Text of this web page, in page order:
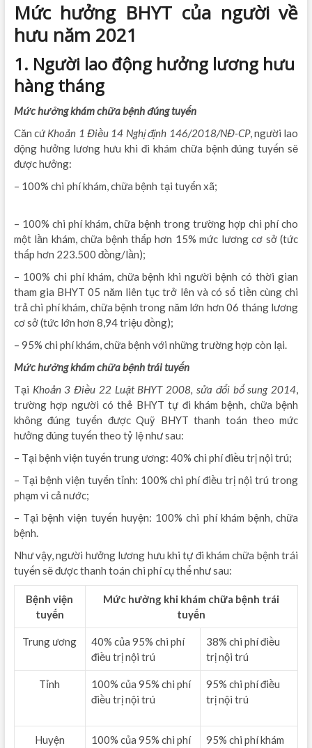
Mức hưởng BHYT của người về
hưu năm 2021
1. Người lao động hưởng lương hưu
hàng tháng
Mức hưởng khám chữa bệnh đúng tuyến
Căn cứ Khoản 1 Điều 14 Nghị định 146/2018/NĐ-CP, người lao
động hưởng lương hưu khi đi khám chữa bệnh đúng tuyến sẽ
được hưởng:
– 100% chi phí khám, chữa bệnh tại tuyến xã;
– 100% chi phí khám, chữa bệnh trong trường hợp chi phí cho
một lần khám, chữa bệnh thấp hơn 15% mức lương cơ sở (tức
thấp hơn 223.500 đồng/lần);
– 100% chi phí khám, chữa bệnh khi người bệnh có thời gian
tham gia BHYT 05 năm liên tục trở lên và có số tiền cùng chi
trả chi phí khám, chữa bệnh trong năm lớn hơn 06 tháng lương
cơ sở (tức lớn hơn 8,94 triệu đồng);
– 95% chi phí khám, chữa bệnh với những trường hợp còn lại.
Mức hưởng khám chữa bệnh trái tuyến
Tại Khoản 3 Điều 22 Luật BHYT 2008, sửa đổi bổ sung 2014,
trường hợp người có thẻ BHYT tự đi khám bệnh, chữa bệnh
không đúng tuyến được Quỹ BHYT thanh toán theo mức
hưởng đúng tuyến theo tỷ lệ như sau:
– Tại bệnh viện tuyến trung ương: 40% chi phí điều trị nội trú;
– Tại bệnh viện tuyến tỉnh: 100% chi phí điều trị nội trú trong
phạm vi cả nước;
– Tại bệnh viện tuyến huyện: 100% chi phí khám bệnh, chữa
bệnh.
Như vậy, người hưởng lương hưu khi tự đi khám chữa bệnh trái
tuyến sẽ được thanh toán chi phí cụ thể như sau:
Bệnh viện
tuyến
Mức hưởng khi khám chữa bệnh trái
tuyến
Trung ương
40% của 95% chi phí
điều trị nội trú
38% chi phí điều
trị nội trú
Tỉnh
100% của 95% chi phí
điều trị nội trú
95% chi phí điều
trị nội trú
Huyện
100% của 95% chi phí
95% chi phí khám